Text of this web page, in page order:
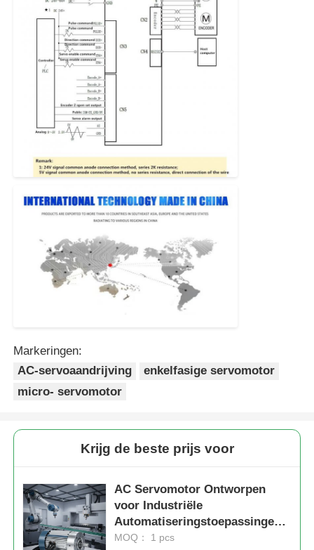
Markeringen:
AC-servoaandrijving
enkelfasige servomotor
micro- servomotor
Krijg de beste prijs voor
AC Servomotor Ontworpen
voor Industriële
Automatiseringstoepassingen
Inclusief Robotica CNC-
MOQ： 1 pcs